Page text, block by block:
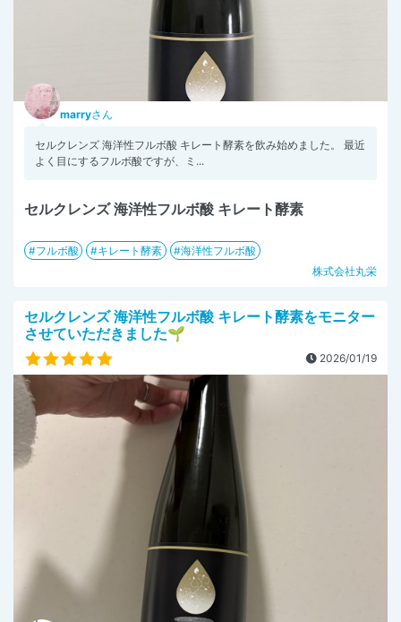
marryさん
セルクレンズ 海洋性フルボ酸 キレート酵素を飲み始めました。 最近
よく目にするフルボ酸ですが、ミ...
セルクレンズ 海洋性フルボ酸 キレート酵素
フルボ酸 キレート酵素
海洋性フルボ酸
株式会社丸栄
セルクレンズ 海洋性フルボ酸 キレート酵素をモニター
させていただきました🌱
2026/01/19